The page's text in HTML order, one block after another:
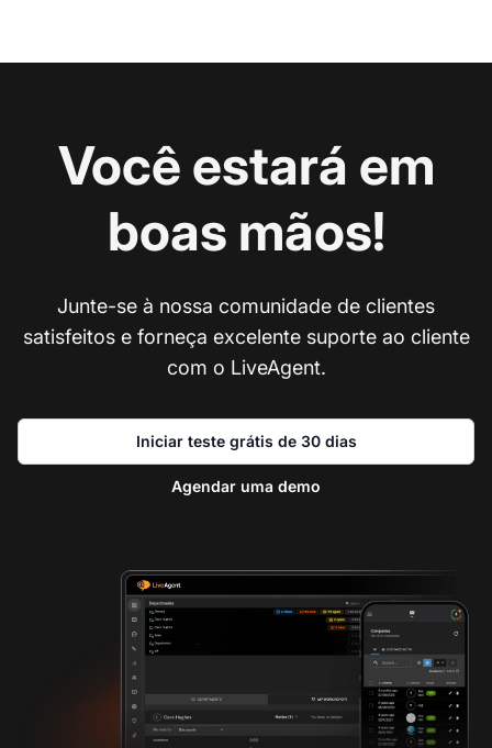
Você estará em
boas mãos!
Junte-se à nossa comunidade de clientes
satisfeitos e forneça excelente suporte ao cliente
com o LiveAgent.
Iniciar teste grátis de 30 dias
Agendar uma demo